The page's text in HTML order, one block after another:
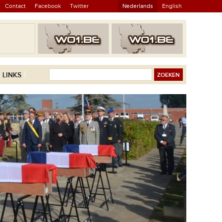
Contact Facebook Twitter Nederlands English
LINKS